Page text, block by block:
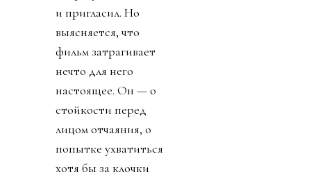
и пригласил. Но
выясняется, что
фильм затрагивает
нечто для него
настоящее. Он — о
стойкости перед
лицом отчаяния, о
попытке ухватиться
хотя бы за клочки